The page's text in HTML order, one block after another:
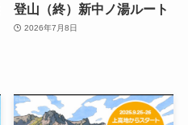
登山（終）新中ノ湯ルート
2026年7月8日